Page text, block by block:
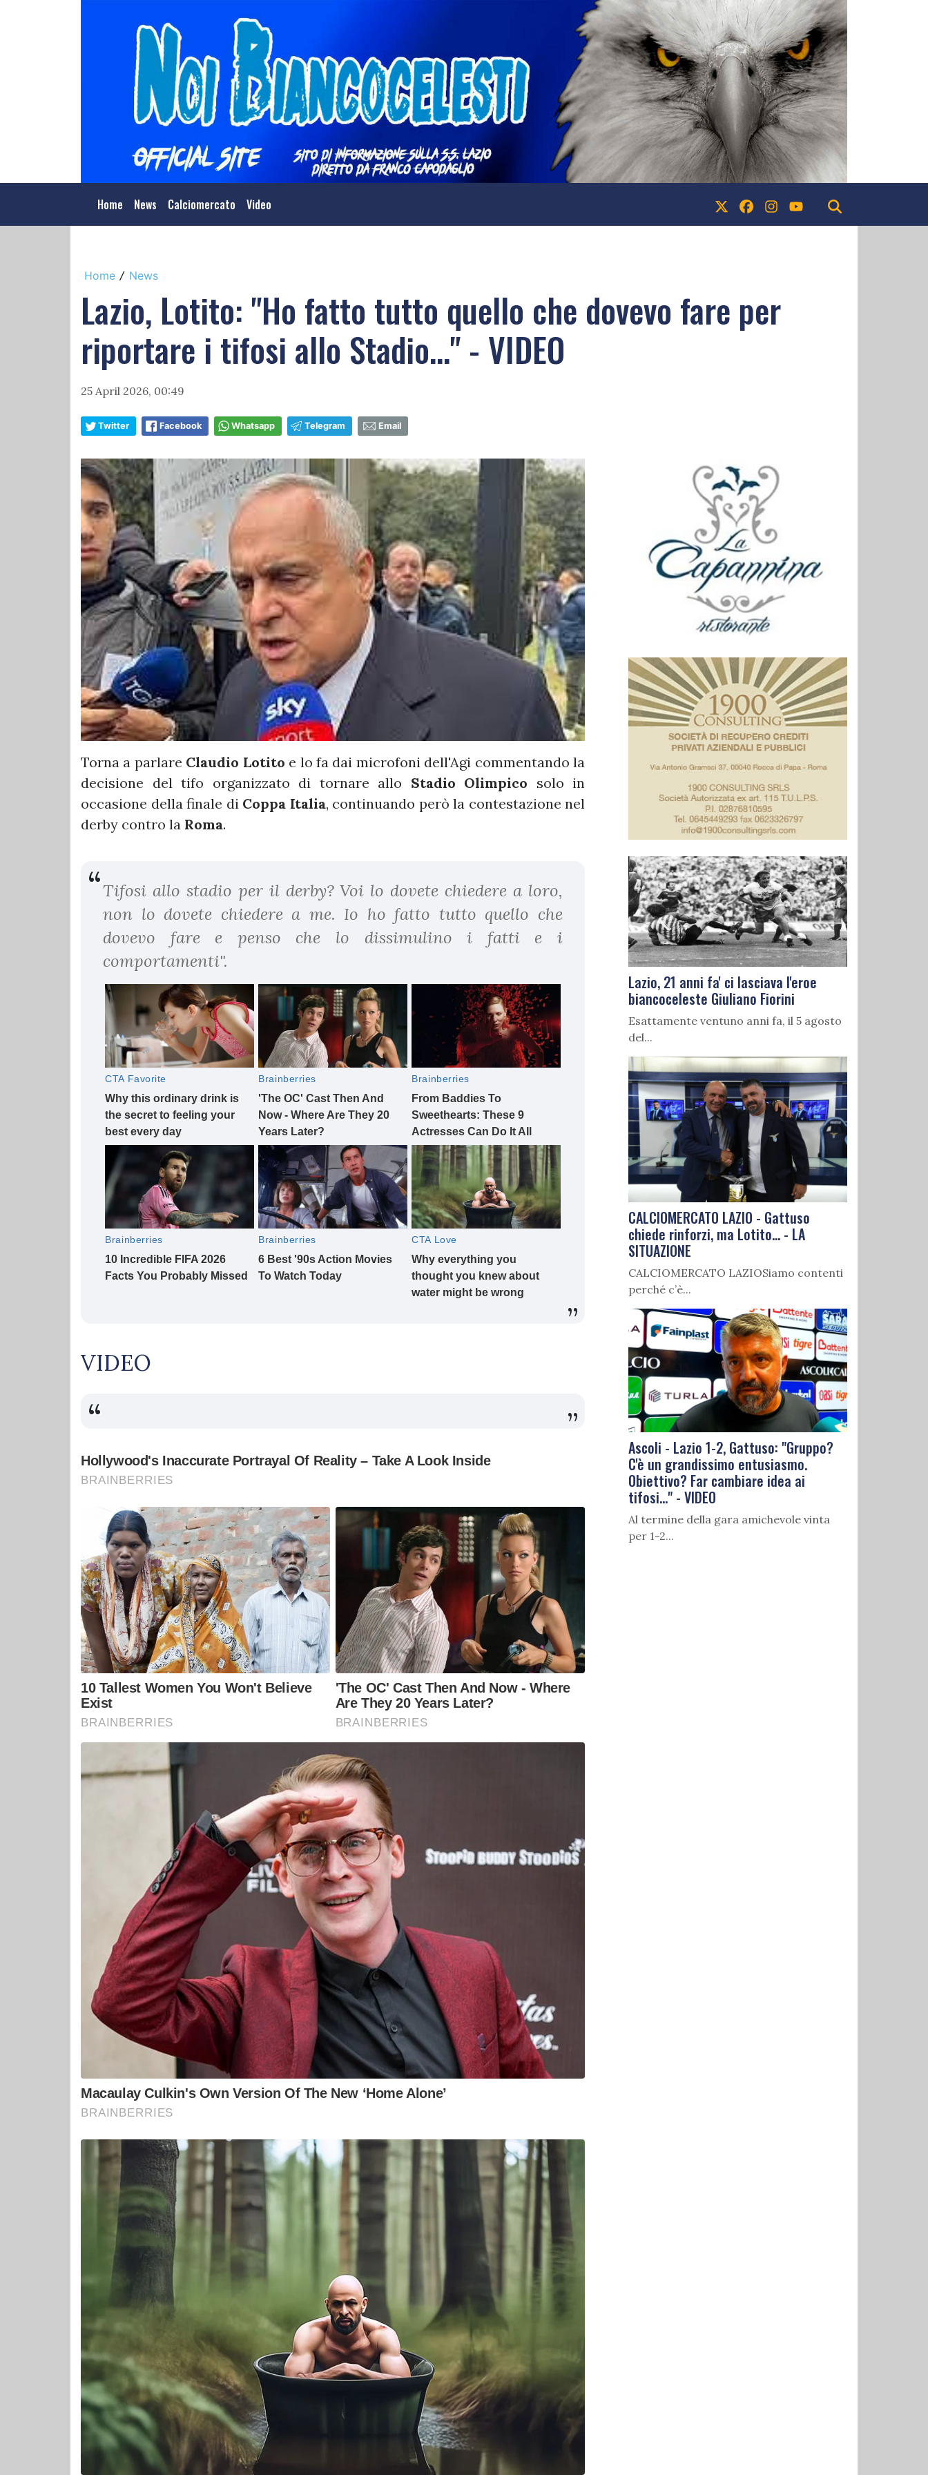
Home News Calciomercato Video
Home / News
Lazio, Lotito: "Ho fatto tutto quello che dovevo fare per
riportare i tifosi allo Stadio..." - VIDEO
25 April 2026, 00:49
Twitter Facebook Whatsapp Telegram Email
Torna a parlare Claudio Lotito e lo fa dai microfoni dell'Agi commentando la
decisione del tifo organizzato di tornare allo Stadio Olimpico solo in
occasione della finale di Coppa Italia, continuando però la contestazione nel
derby contro la Roma.
Tifosi allo stadio per il derby? Voi lo dovete chiedere a loro,
non lo dovete chiedere a me. Io ho fatto tutto quello che
dovevo fare e penso che lo dissimulino i fatti e i
comportamenti".
VIDEO
Lazio, 21 anni fa' ci lasciava l'eroe
biancoceleste Giuliano Fiorini
Esattamente ventuno anni fa, il 5 agosto
del...
CALCIOMERCATO LAZIO - Gattuso
chiede rinforzi, ma Lotito... - LA
SITUAZIONE
CALCIOMERCATO LAZIOSiamo contenti
perché c’è...
Ascoli - Lazio 1-2, Gattuso: "Gruppo?
C'è un grandissimo entusiasmo.
Obiettivo? Far cambiare idea ai
tifosi..." - VIDEO
Al termine della gara amichevole vinta
per 1-2...